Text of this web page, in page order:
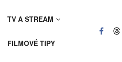
TV A STREAM
FILMOVÉ TIPY